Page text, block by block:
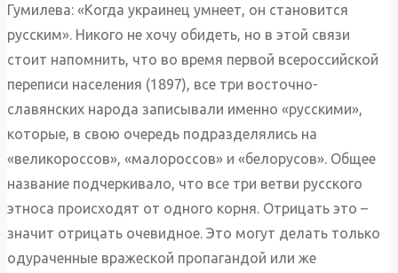
Гумилева: «Когда украинец умнеет, он становится
русским». Никого не хочу обидеть, но в этой связи
стоит напомнить, что во время первой всероссийской
переписи населения (1897), все три восточно-
славянских народа записывали именно «русскими»,
которые, в свою очередь подразделялись на
«великороссов», «малороссов» и «белорусов». Общее
название подчеркивало, что все три ветви русского
этноса происходят от одного корня. Отрицать это –
значит отрицать очевидное. Это могут делать только
одураченные вражеской пропагандой или же